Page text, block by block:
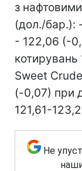
з
(дол./бар.):
- 122,06 (-
Sweet
(-0,07) при
121,61-
Не